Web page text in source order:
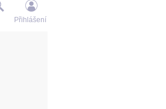
Přihlášení